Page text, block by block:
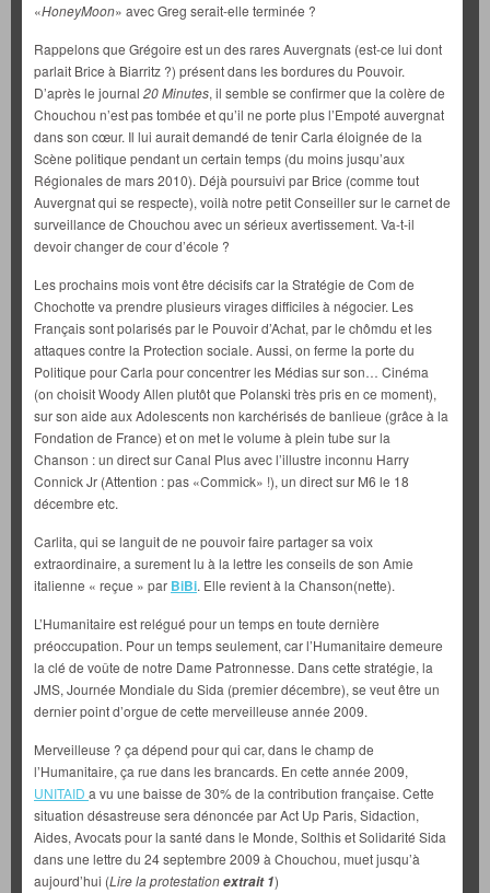
«HoneyMoon» avec Greg serait-elle terminée ?
Rappelons que Grégoire est un des rares Auvergnats (est-ce lui dont
parlait Brice à Biarritz ?) présent dans les bordures du Pouvoir.
D’après le journal 20 Minutes, il semble se confirmer que la colère de
Chouchou n’est pas tombée et qu’il ne porte plus l’Empoté auvergnat
dans son cœur. Il lui aurait demandé de tenir Carla éloignée de la
Scène politique pendant un certain temps (du moins jusqu’aux
Régionales de mars 2010). Déjà poursuivi par Brice (comme tout
Auvergnat qui se respecte), voilà notre petit Conseiller sur le carnet de
surveillance de Chouchou avec un sérieux avertissement. Va-t-il
devoir changer de cour d’école ?
Les prochains mois vont être décisifs car la Stratégie de Com de
Chochotte va prendre plusieurs virages difficiles à négocier. Les
Français sont polarisés par le Pouvoir d’Achat, par le chômdu et les
attaques contre la Protection sociale. Aussi, on ferme la porte du
Politique pour Carla pour concentrer les Médias sur son… Cinéma
(on choisit Woody Allen plutôt que Polanski très pris en ce moment),
sur son aide aux Adolescents non karchérisés de banlieue (grâce à la
Fondation de France) et on met le volume à plein tube sur la
Chanson : un direct sur Canal Plus avec l’illustre inconnu Harry
Connick Jr (Attention : pas «Commick» !), un direct sur M6 le 18
décembre etc.
Carlita, qui se languit de ne pouvoir faire partager sa voix
extraordinaire, a surement lu à la lettre les conseils de son Amie
italienne « reçue » par BiBi. Elle revient à la Chanson(nette).
L’Humanitaire est relégué pour un temps en toute dernière
préoccupation. Pour un temps seulement, car l’Humanitaire demeure
la clé de voûte de notre Dame Patronnesse. Dans cette stratégie, la
JMS, Journée Mondiale du Sida (premier décembre), se veut être un
dernier point d’orgue de cette merveilleuse année 2009.
Merveilleuse ? ça dépend pour qui car, dans le champ de
l’Humanitaire, ça rue dans les brancards. En cette année 2009,
UNITAID a vu une baisse de 30% de la contribution française. Cette
situation désastreuse sera dénoncée par Act Up Paris, Sidaction,
Aides, Avocats pour la santé dans le Monde, Solthis et Solidarité Sida
dans une lettre du 24 septembre 2009 à Chouchou, muet jusqu’à
aujourd’hui (Lire la protestationextrait 1)